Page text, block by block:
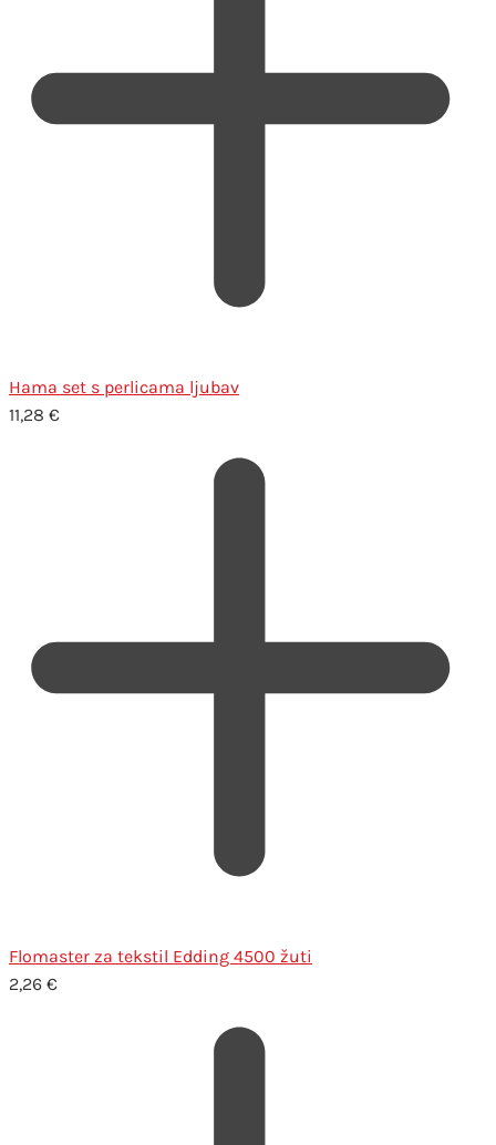
Hama set s perlicama ljubav
11,28 €
Flomaster za tekstil Edding 4500 žuti
2,26 €